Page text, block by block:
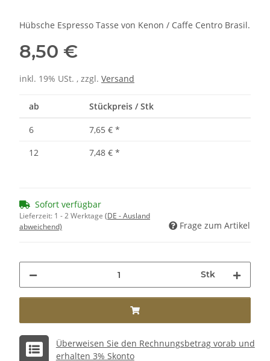
Hübsche Espresso Tasse von Kenon / Caffe Centro Brasil.
8,50 €
inkl. 19% USt. , zzgl. Versand
ab Stückpreis / Stk
6 7,65 € *
12
7,48 € *
Sofort verfügbar
Lieferzeit: 1 - 2 Werktage (DE - Ausland
abweichend)
Frage zum Artikel
Stk
Überweisen Sie den Rechnungsbetrag vorab und
erhalten 3% Skonto